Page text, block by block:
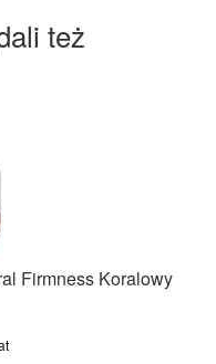
też
Firmness Koralowy